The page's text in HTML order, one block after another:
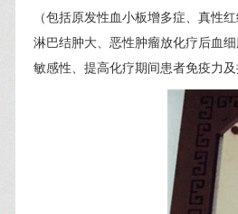
（包括原发性血小板增多症、真性
淋巴结肿大、恶性肿瘤放化疗后血
敏感性、提高化疗期间患者免疫力